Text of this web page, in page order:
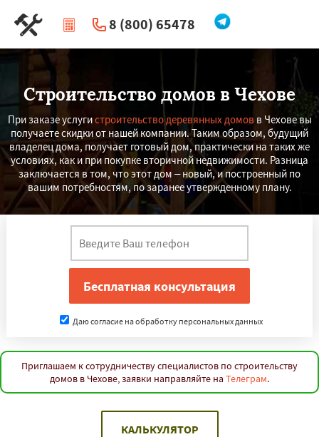
8 (800) 65478
| Перезвоните мне
Строительство домов в Чехове
При заказе услугистроительство деревянных домов в Чехове вы
получаете скидки от нашей компании. Таким образом, будущий
владелец дома, получает готовый дом, практически на таких же
условиях, как и при покупке вторичной недвижимости. Разница
заключается в том, что этот дом – новый, и построенный по
вашим потребностям, по заранее утвержденному плану.
Даю согласие на обработку персональных данных
Приглашаем к сотрудничеству специалистов по строительству
домов в Чехове, заявки направляйте на Телеграм.
КАЛЬКУЛЯТОР